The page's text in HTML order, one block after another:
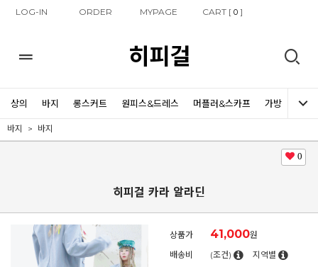
LOG-IN ORDER MYPAGE CART [0 ]
히피걸
상의 바지 롱스커트 원피스&드레스 머플러&스카프 가방 신발
바지 바지
0
히피걸 카라 알라딘
상품가 41,000원
배송비
(조건) 지역별